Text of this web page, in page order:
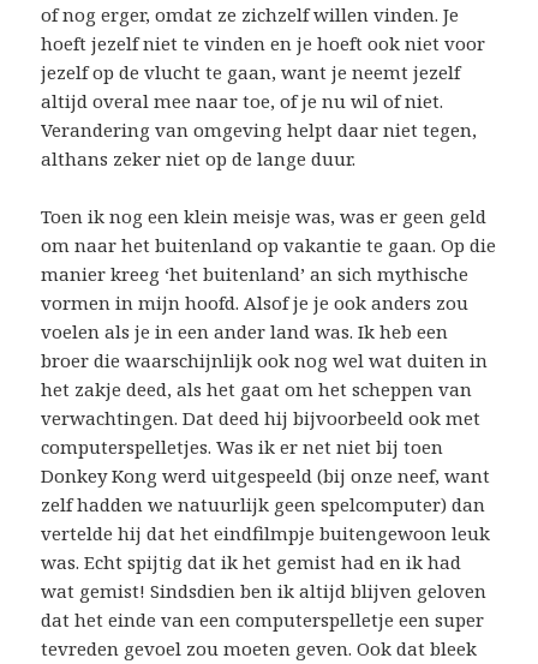
of nog erger, omdat ze zichzelf willen vinden. Je
hoeft jezelf niet te vinden en je hoeft ook niet voor
jezelf op de vlucht te gaan, want je neemt jezelf
altijd overal mee naar toe, of je nu wil of niet.
Verandering van omgeving helpt daar niet tegen,
althans zeker niet op de lange duur.
Toen ik nog een klein meisje was, was er geen geld
om naar het buitenland op vakantie te gaan. Op die
manier kreeg ‘het buitenland’ an sich mythische
vormen in mijn hoofd. Alsof je je ook anders zou
voelen als je in een ander land was. Ik heb een
broer die waarschijnlijk ook nog wel wat duiten in
het zakje deed, als het gaat om het scheppen van
verwachtingen. Dat deed hij bijvoorbeeld ook met
computerspelletjes. Was ik er net niet bij toen
Donkey Kong werd uitgespeeld (bij onze neef, want
zelf hadden we natuurlijk geen spelcomputer) dan
vertelde hij dat het eindfilmpje buitengewoon leuk
was. Echt spijtig dat ik het gemist had en ik had
wat gemist! Sindsdien ben ik altijd blijven geloven
dat het einde van een computerspelletje een super
tevreden gevoel zou moeten geven. Ook dat bleek